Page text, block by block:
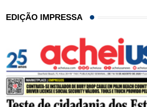
EDIÇÃO IMPRESSA